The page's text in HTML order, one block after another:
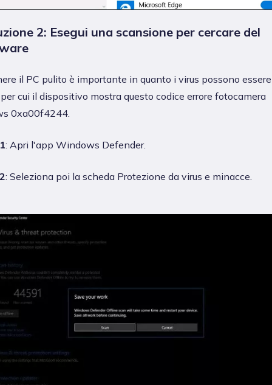
2: Esegui una scansione per cercare del
il PC pulito è importante in quanto i virus possono
cui il dispositivo mostra questo codice errore fotocamera
0xa00f4244.
: Apri l'app Windows Defender.
: Seleziona poi la scheda Protezione da virus e minacce.